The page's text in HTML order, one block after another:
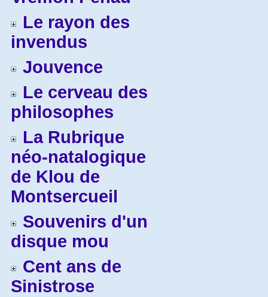
Le rayon des
invendus
Jouvence
Le cerveau des
philosophes
La Rubrique
néo-natalogique
de Klou de
Montsercueil
Souvenirs d'un
disque mou
Cent ans de
Sinistrose